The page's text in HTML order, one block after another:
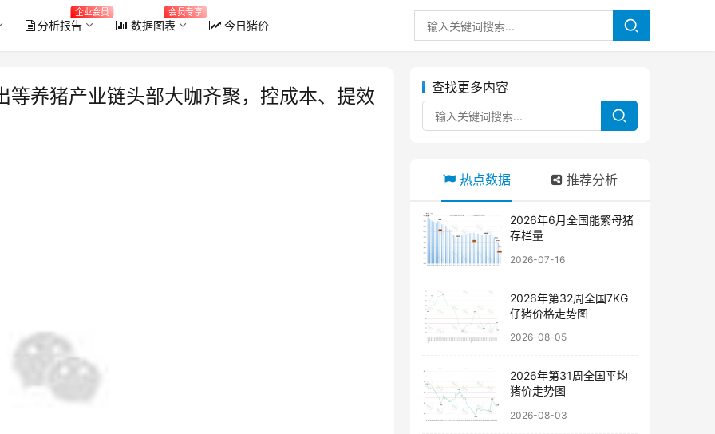
分析报告
企业会员
数据图表
会员专享
今日猪价
养猪产业链头部大咖齐聚，控成本、提效 查找更多内容
热点数据 推荐分析
2026年6月全国能繁母猪
存栏量
2026-07-16
2026年第32周全国7KG
仔猪价格走势图
2026-08-05
2026年第31周全国平均
猪价走势图
2026-08-03